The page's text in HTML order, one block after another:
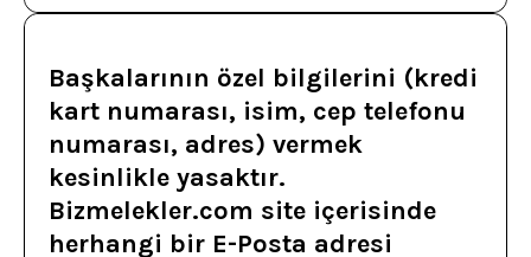
Başkalarının özel bilgilerini (kredi
kart numarası, isim, cep telefonu
numarası, adres) vermek
kesinlikle yasaktır.
Bizmelekler.com site içerisinde
herhangi bir E-Posta adresi